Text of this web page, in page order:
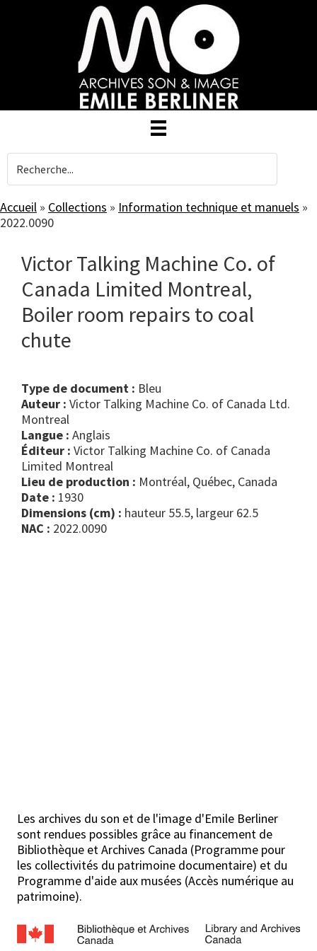
Accueil » Collections » Information technique et manuels »
2022.0090
Victor Talking Machine Co. of
Canada Limited Montreal,
Boiler room repairs to coal
chute
Type de document :
bleu
Auteur : Victor Talking Machine Co. of Canada Ltd.
Montreal
Langue : Anglais
Éditeur : Victor Talking Machine Co. of Canada
Limited Montreal
Lieu de production : Montréal, Québec, Canada
Date : 1930
Dimensions (cm) : hauteur 55.5, largeur 62.5
NAC : 2022.0090
Les archives du son et de l'image d'Emile Berliner
sont rendues possibles grâce au financement de
Bibliothèque et Archives Canada (Programme pour
les collectivités du patrimoine documentaire) et du
Programme d'aide aux musées (Accès numérique au
patrimoine).